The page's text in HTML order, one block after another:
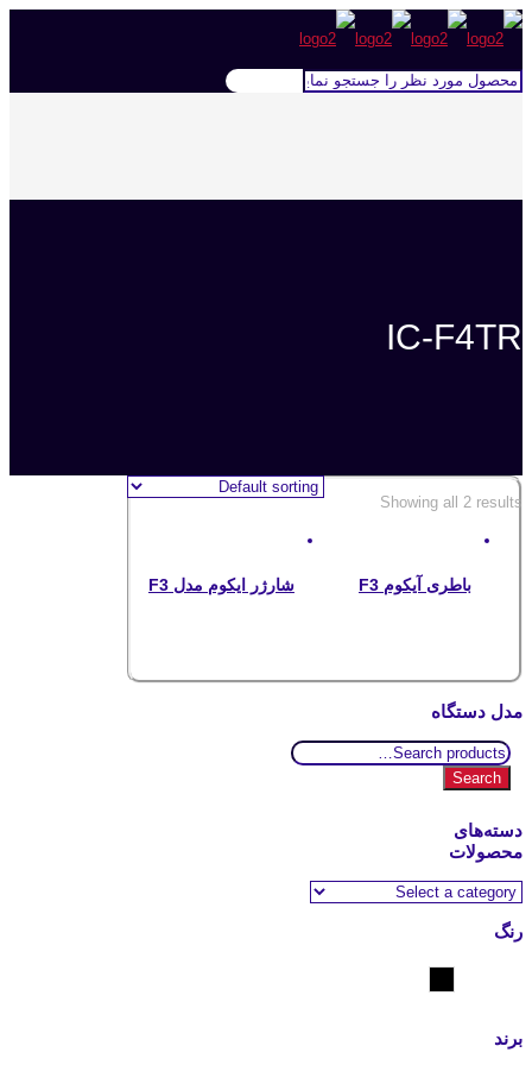
IC-F4TR
Showing all 2 results
باطری آیکوم F3 شارژر ایکوم مدل F3
مدل دستگاه
Search
for:
Search
دسته‌های
محصولات
رنگ
برند